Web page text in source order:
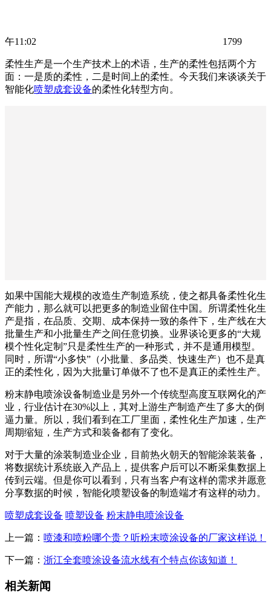
午11:02 1799
柔性生产是一个生产技术上的术语，生产的柔性包括两个方
面：一是质的柔性，二是时间上的柔性。今天我们来谈谈关于
智能化喷塑成套设备的柔性化转型方向。
如果中国能大规模的改造生产制造系统，使之都具备柔性化生
产能力，那么就可以把更多的制造业留住中国。所谓柔性化生
产是指，在品质、交期、成本保持一致的条件下，生产线在大
批量生产和小批量生产之间任意切换。业界谈论更多的“大规
模个性化定制”只是柔性生产的一种形式，并不是通用模型。
同时，所谓“小多快”（小批量、多品类、快速生产）也不是真
正的柔性化，因为大批量订单做不了也不是真正的柔性生产。
粉末静电喷涂设备制造业是另外一个传统型高度互联网化的产
业，行业估计在30%以上，其对上游生产制造产生了多大的倒
逼力量。所以，我们看到在工厂里面，柔性化生产加速，生产
周期缩短，生产方式和装备都有了变化。
对于大量的涂装制造业企业，目前热火朝天的智能涂装装备，
将数据统计系统嵌入产品上，提供客户后可以不断采集数据上
传到云端。但是你可以看到，只有当客户有这样的需求并愿意
分享数据的时候，智能化喷塑设备的制造端才有这样的动力。
喷塑成套设备 喷塑设备 粉末静电喷涂设备
上一篇： 喷漆和喷粉哪个贵？听粉末喷涂设备的厂家这样说！
下一篇： 浙江全套喷涂设备流水线有个特点你该知道！
相关新闻